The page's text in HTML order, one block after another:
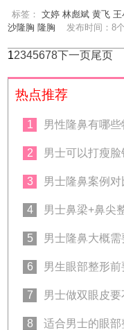
标签：文婷 林彪斌 黄飞 王
沙隆胸 隆胸 发布时间：8
12345678下一页尾页
热点推荐
1 男性隆鼻有哪
2 男士可以打瘦脸
3 男士隆鼻案例对
4 男士鼻梁+鼻尖
5 男士隆鼻大概需
6 男生眼部整形前
7 男士做双眼皮要
8 适合男士的眼部